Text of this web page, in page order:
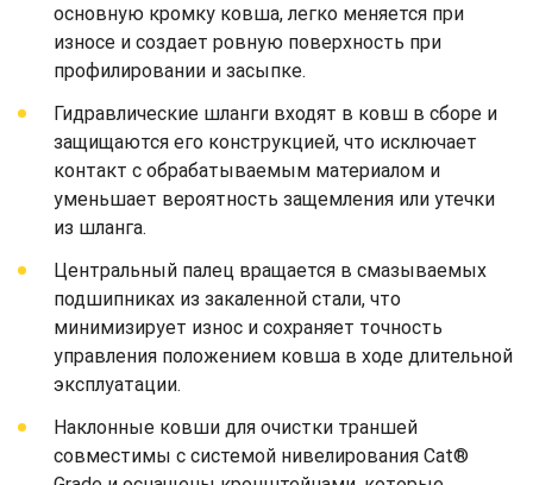
основную кромку ковша, легко меняется при
износе и создает ровную поверхность при
профилировании и засыпке.
Гидравлические шланги входят в ковш в сборе и
защищаются его конструкцией, что исключает
контакт с обрабатываемым материалом и
уменьшает вероятность защемления или утечки
из шланга.
Центральный палец вращается в смазываемых
подшипниках из закаленной стали, что
минимизирует износ и сохраняет точность
управления положением ковша в ходе длительной
эксплуатации.
Наклонные ковши для очистки траншей
совместимы с системой нивелирования Cat®